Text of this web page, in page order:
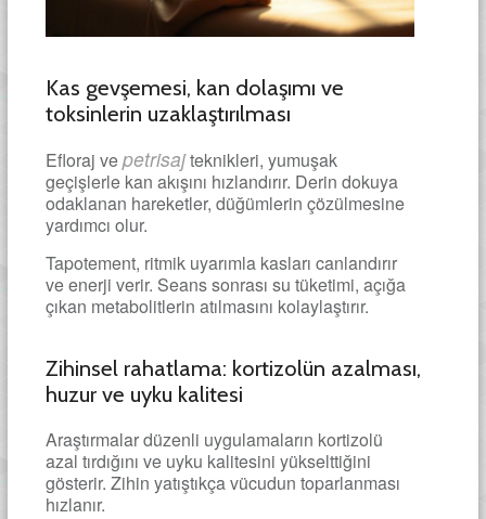
Kas gevşemesi, kan dolaşımı ve
toksinlerin uzaklaştırılması
Efloraj vepetrisajteknikleri, yumuşak
geçişlerle kan akışını hızlandırır. Derin dokuya
odaklanan hareketler, düğümlerin çözülmesine
yardımcı olur.
Tapotement, ritmik uyarımla kasları canlandırır
ve enerji verir. Seans sonrası su tüketimi, açığa
çıkan metabolitlerin atılmasını kolaylaştırır.
Zihinsel rahatlama: kortizolün azalması,
huzur ve uyku kalitesi
Araştırmalar düzenli uygulamaların kortizolü
azal tırdığını ve uyku kalitesini yükselttiğini
gösterir. Zihin yatıştıkça vücudun toparlanması
hızlanır.